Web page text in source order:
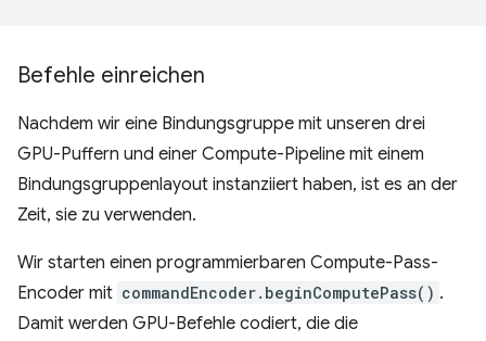
Befehle einreichen
Nachdem wir eine Bindungsgruppe mit unseren drei
GPU-Puffern und einer Compute-Pipeline mit einem
Bindungsgruppenlayout instanziiert haben, ist es an der
Zeit, sie zu verwenden.
Wir starten einen programmierbaren Compute-Pass-
Encoder mit commandEncoder.beginComputePass() .
Damit werden GPU-Befehle codiert, die die